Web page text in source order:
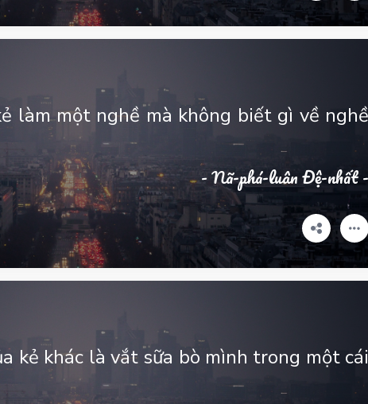
làm một nghề mà không biết gì về nghề
- Nã-phá-luân Đệ-nhất -
kẻ khác là vắt sữa bò mình trong một cái